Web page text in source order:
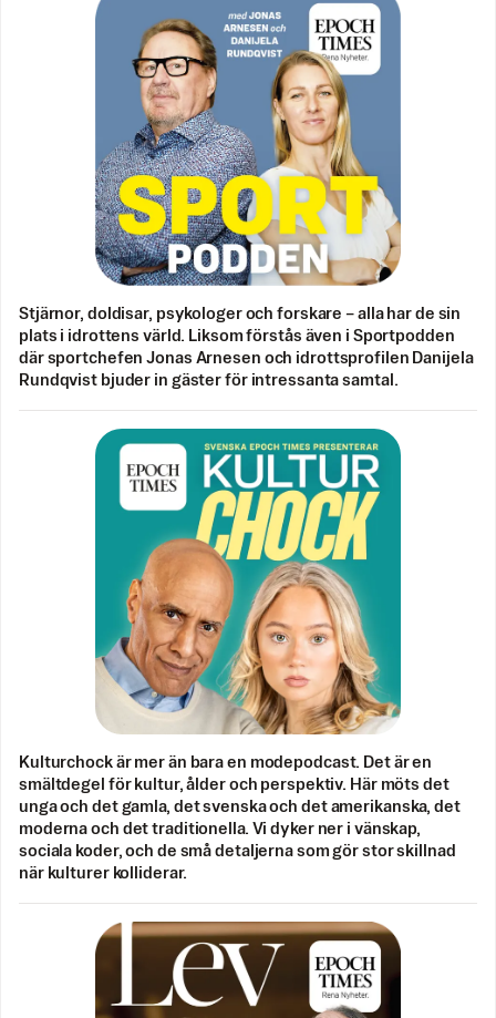
Stjärnor, doldisar, psykologer och forskare – alla har de sin
plats i idrottens värld. Liksom förstås även i Sportpodden
där sportchefen Jonas Arnesen och idrottsprofilen Danijela
Rundqvist bjuder in gäster för intressanta samtal.
Kulturchock är mer än bara en modepodcast. Det är en
smältdegel för kultur, ålder och perspektiv. Här möts det
unga och det gamla, det svenska och det amerikanska, det
moderna och det traditionella. Vi dyker ner i vänskap,
sociala koder, och de små detaljerna som gör stor skillnad
när kulturer kolliderar.